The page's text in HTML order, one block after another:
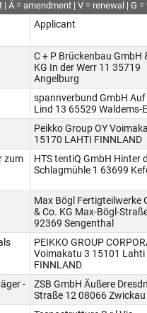
Ä amendment V renewal G
Applicant
C + P Brückenbau GmbH
KG In der Werr 11 35719
Angelburg
spannverbund GmbH Auf
Lind 13 65529 Waldems-
Peikko Group OY
15170 LAHTI FINNLAND
zum
HTS tentiQ GmbH Hinter
Schlagmühle 1 63699
Max Bögl Fertigteilwerke
& Co. KG Max-Bögl-
92369 Sengenthal
PEIKKO GROUP
Voimakatu 3 15101 Lahti
FINNLAND
-
ZSB GmbH Äußere
Straße 12 08066 Zwickau